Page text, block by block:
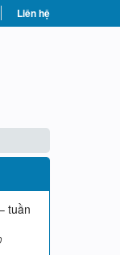
Liên hệ
tuần